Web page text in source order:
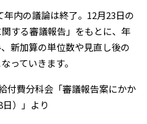
内の議論は終了。12月23日の
する審議報告」をもとに、年
新加算の単位数や見直し後の
っていきます。
付費分科会「審議報告案にかか
）」より